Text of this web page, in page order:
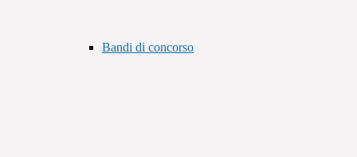
Bandi di concorso